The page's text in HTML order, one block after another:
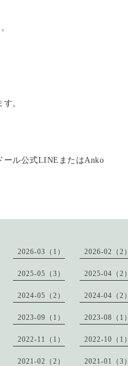
。
ール公式LINEまたはAnko
2026-03（1） 2026-02（2）
2025-05（3） 2025-04（2）
2024-05（2） 2024-04（2）
2023-09（1） 2023-08（1）
2022-11（1） 2022-10（1）
2021-02（2） 2021-01（3）